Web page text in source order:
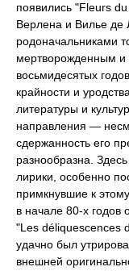
появились "Fleurs
Верлена и Вилье де
родоначальниками
мертворожденным и
восьмидесятых
крайности и
литературы и
направления —
сдержанность его
разнообразна.
лирики, особенно
примкнувшие к
в начале 80-х годов
"Les déliquescences
удачно был
внешней